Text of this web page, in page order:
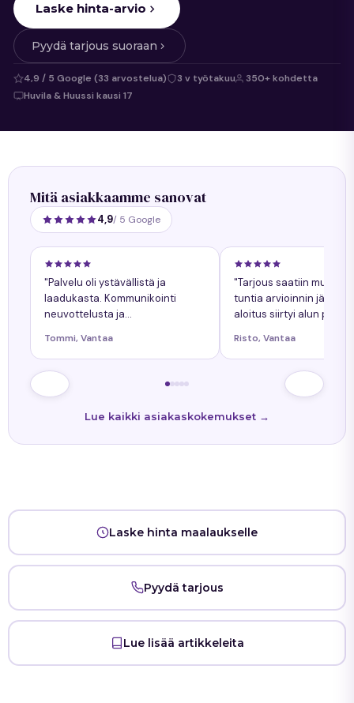
Laske hinta-arvio
Pyydä tarjous suoraan
4,9 / 5 Google (33 arvostelua) 3 v työtakuu
350+ kohdetta
Huvila & Huussi kausi 17
Mitä asiakkaamme sanovat
4,9/ 5 Google
"Palvelu oli ystävällistä ja
laadukasta. Kommunikointi
neuvottelusta ja
Kaikkiin kysymyksiin tuli
nopeasti vastaukset. Työn
lopputulos oli onnistunut."
Tommi, Vantaa
"Tarjous saatiin
tuntia arvioinnin
aloitus siirtyi alun perin
siitä oli ollut etukäteen
tiedossa."
Risto, Vantaa
Lue kaikki asiakaskokemukset →
Laske hinta maalaukselle
Pyydä tarjous
Lue lisää artikkeleita